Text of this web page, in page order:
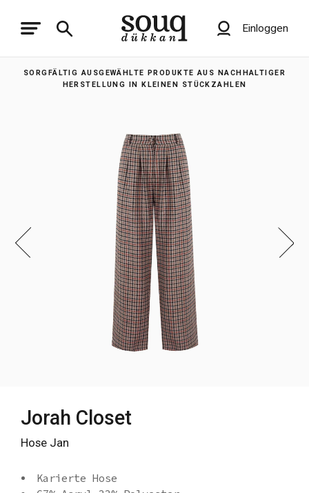
Einloggen
SORGFÄLTIG AUSGEWÄHLTE PRODUKTE AUS NACHHALTIGER
HERSTELLUNG IN KLEINEN STÜCKZAHLEN
Jorah Closet
Hose Jan
Karierte Hose